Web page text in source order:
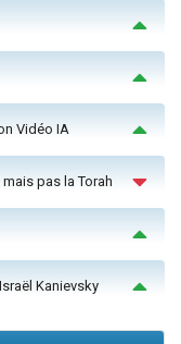
Vidéo IA
pas la Torah
Kanievsky